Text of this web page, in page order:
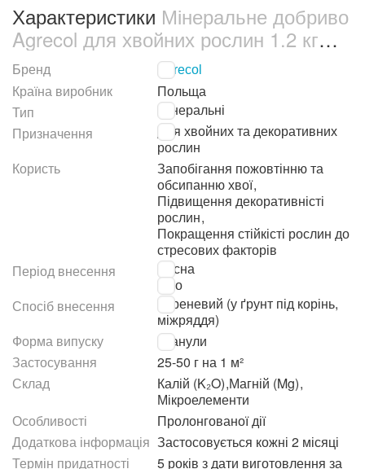
Характеристики Мінеральне добриво
Agrecol для хвойних рослин 1.2 кг
(30207)
Бренд Agrecol
Країна виробник
Польща
Тип
Мінеральні
Призначення
Для хвойних та декоративних
рослин
Користь
Запобігання пожовтінню та
обсипанню хвої,
Підвищення декоративністі
рослин,
Покращення стійкісті рослин до
стресових факторів
Період внесення
Весна
Літо
Спосіб внесення
Кореневий (у ґрунт під корінь,
міжряддя)
Форма випуску
Гранули
Застосування
25-50 г на 1 м²
Склад
Калій (K₂O),Магній (Mg),
Мікроелементи
Особливості
Пролонгованої дії
Додаткова інформація Застосовується кожні 2 місяці
Термін придатності
5 років з дати виготовлення за